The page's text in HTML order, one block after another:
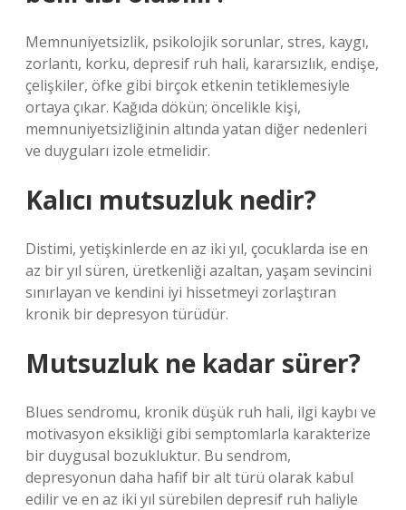
Memnuniyetsizlik, psikolojik sorunlar, stres, kaygı,
zorlantı, korku, depresif ruh hali, kararsızlık, endişe,
çelişkiler, öfke gibi birçok etkenin tetiklemesiyle
ortaya çıkar. Kağıda dökün; öncelikle kişi,
memnuniyetsizliğinin altında yatan diğer nedenleri
ve duyguları izole etmelidir.
Kalıcı mutsuzluk nedir?
Distimi, yetişkinlerde en az iki yıl, çocuklarda ise en
az bir yıl süren, üretkenliği azaltan, yaşam sevincini
sınırlayan ve kendini iyi hissetmeyi zorlaştıran
kronik bir depresyon türüdür.
Mutsuzluk ne kadar sürer?
Blues sendromu, kronik düşük ruh hali, ilgi kaybı ve
motivasyon eksikliği gibi semptomlarla karakterize
bir duygusal bozukluktur. Bu sendrom,
depresyonun daha hafif bir alt türü olarak kabul
edilir ve en az iki yıl sürebilen depresif ruh haliyle